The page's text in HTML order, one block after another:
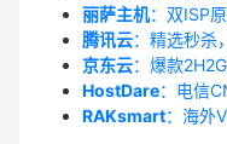
丽萨主机：双ISP
腾讯云：精选秒杀
京东云：爆款
HostDare：电信
RAKsmart：海外